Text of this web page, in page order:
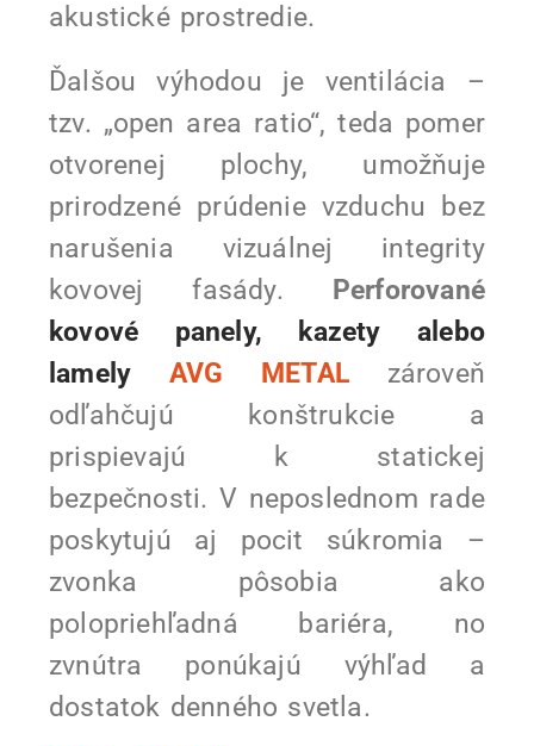
akustické prostredie.
Ďalšou výhodou je ventilácia –
tzv. „open area ratio“, teda pomer
otvorenej plochy, umožňuje
prirodzené prúdenie vzduchu bez
narušenia vizuálnej integrity
kovovej fasády. Perforované
kovové panely, kazety alebo
lamely
AVG METAL zároveň
odľahčujú konštrukcie a
prispievajú k statickej
bezpečnosti. V neposlednom rade
poskytujú aj pocit súkromia –
zvonka pôsobia ako
polopriehľadná bariéra, no
zvnútra ponúkajú výhľad a
dostatok denného svetla.